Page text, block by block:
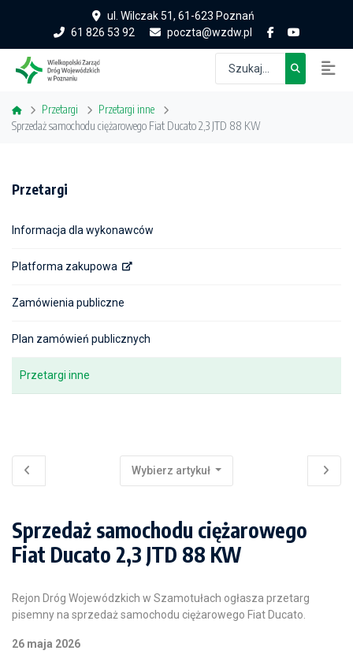
ul. Wilczak 51, 61-623 Poznań
61 826 53 92
poczta@wzdw.pl
Przetargi
Przetargi inne
Sprzedaż samochodu ciężarowego Fiat Ducato 2,3 JTD 88 KW
Przetargi
Informacja dla wykonawców
Platforma zakupowa
Zamówienia publiczne
Plan zamówień publicznych
Przetargi inne
Wybierz artykuł
Sprzedaż samochodu ciężarowego
Fiat Ducato 2,3 JTD 88 KW
Rejon Dróg Wojewódzkich w Szamotułach ogłasza przetarg
pisemny na sprzedaż samochodu ciężarowego Fiat Ducato.
26 maja 2026